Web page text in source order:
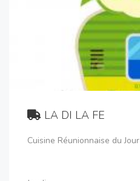
LA DI LA FE
Cuisine Réunionnaise du Jour